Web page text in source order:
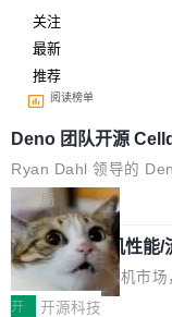
关注
最新
推荐
阅读榜单
Deno 团队开源
布式 Durable
Ryan Dahl 领导的
目 Celld，一个能在自
Workers 和 Durable
计思路很直接：每个对
数据库，按名称寻址
存储库里。节点之间
局
鲁大师7月新机性能
性能、流畅双第一
新折叠缺席
2026年7月的手机市场
增，手机厂商的日子也
开 开源科技